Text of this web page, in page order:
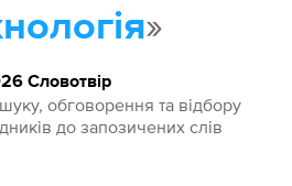
»
Словотвір
обговорення та відбору
до запозичених слів